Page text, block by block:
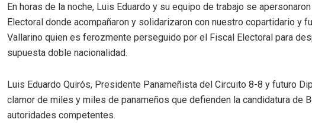
En horas de la noche, Luis Eduardo y su equipo de trabajo se
Electoral donde acompañaron y solidarizaron con nuestro copartidario y
Vallarino quien es ferozmente perseguido por el Fiscal Electoral para
supuesta doble nacionalidad.
Luis Eduardo Quirós, Presidente Panameñista del Circuito 8-8 y futuro
clamor de miles y miles de panameños que defienden la candidatura de
autoridades competentes.